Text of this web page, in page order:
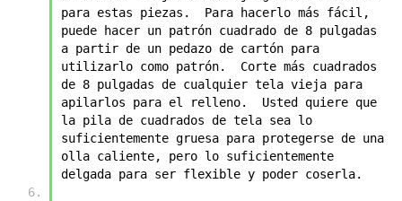
para estas piezas.  Para hacerlo más fácil,
puede hacer un patrón cuadrado de 8 pulgadas
a partir de un pedazo de cartón para
utilizarlo como patrón.  Corte más cuadrados
de 8 pulgadas de cualquier tela vieja para
apilarlos para el relleno.  Usted quiere que
la pila de cuadrados de tela sea lo
suficientemente gruesa para protegerse de una
olla caliente, pero lo suficientemente
delgada para ser flexible y poder coserla.